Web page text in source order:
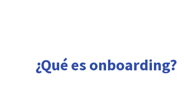
¿Qué es onboarding?